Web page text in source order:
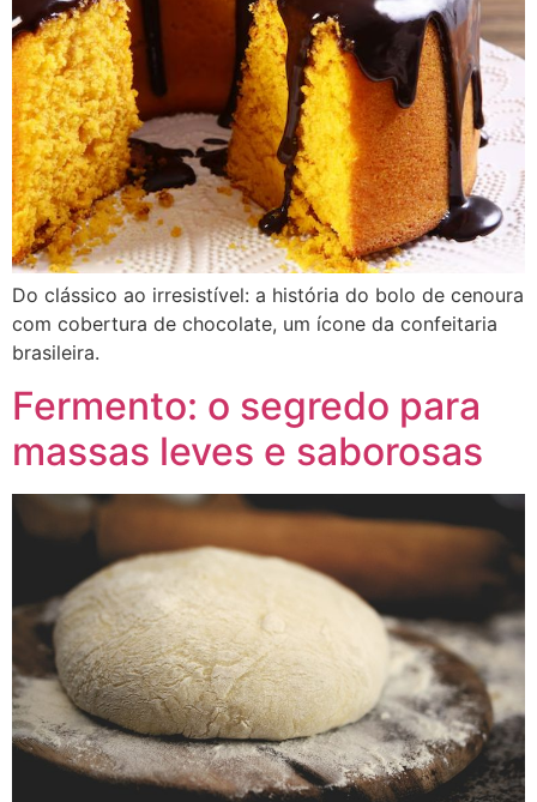
Do clássico ao irresistível: a história do bolo de cenoura
com cobertura de chocolate, um ícone da confeitaria
brasileira.
Fermento: o segredo para
massas leves e saborosas